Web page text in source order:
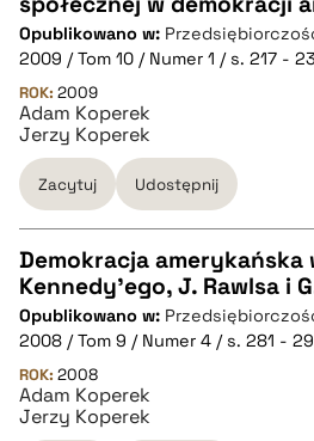
CZYSTY TEKST
pobierz cytat
BIBTEX
pobierz cytat
Opublikowano w:
2009 / Tom 10 / Numer 1 / s. 217 -
ROK: 2009
Adam Koperek
Jerzy Koperek
Zacytuj Udostępnij
CZYSTY TEKST
pobierz cytat
Demokracja amerykańska
Kennedy'ego, J. Rawlsa i
Opublikowano w:
2008 / Tom 9 / Numer 4 / s. 281 -
ROK: 2008
Adam Koperek
Jerzy Koperek